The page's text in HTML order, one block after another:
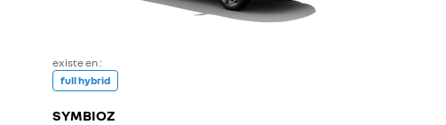
existe en :
full hybrid
SYMBIOZ